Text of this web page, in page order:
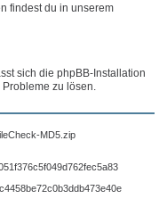
findest du in unserem
sich die phpBB-Installation
zu lösen.
MD5.zip